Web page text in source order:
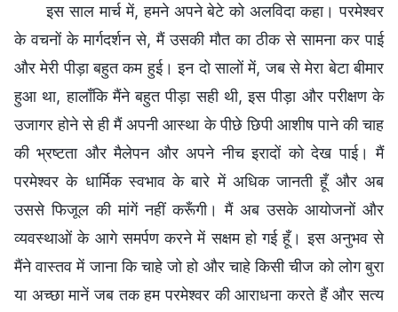
इस साल मार्च में, हमने अपने बेटे को अलविदा कहा। परमेश्वर
के वचनों के मार्गदर्शन से, मैं उसकी मौत का ठीक से सामना कर पाई
और मेरी पीड़ा बहुत कम हुई। इन दो सालों में, जब से मेरा बेटा बीमार
हुआ था, हालाँकि मैंने बहुत पीड़ा सही थी, इस पीड़ा और परीक्षण के
उजागर होने से ही मैं अपनी आस्था के पीछे छिपी आशीष पाने की चाह
की भ्रष्टता और मैलेपन और अपने नीच इरादों को देख पाई। मैं
परमेश्वर के धार्मिक स्वभाव के बारे में अधिक जानती हूँ और अब
उससे फिजूल की मांगें नहीं करूँगी। मैं अब उसके आयोजनों और
व्यवस्थाओं के आगे समर्पण करने में सक्षम हो गई हूँ। इस अनुभव से
मैंने वास्तव में जाना कि चाहे जो हो और चाहे किसी चीज को लोग बुरा
या अच्छा मानें जब तक हम परमेश्वर की आराधना करते हैं और सत्य